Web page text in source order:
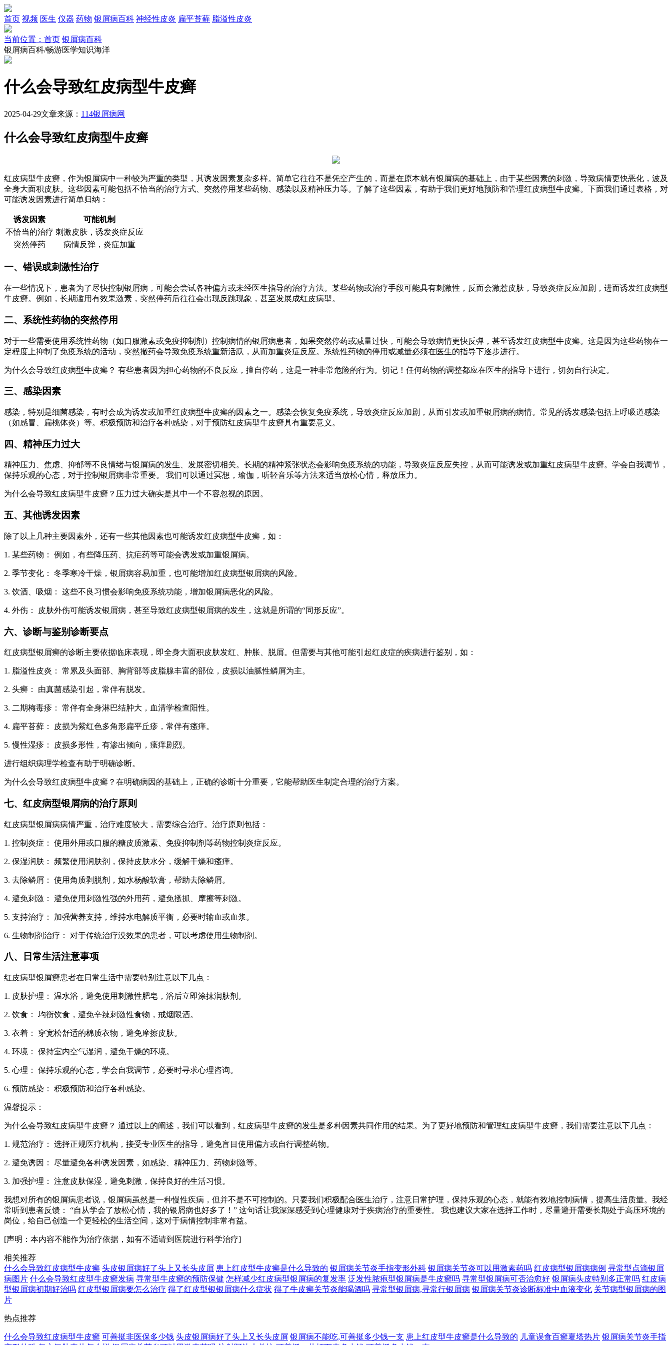
首页 视频 医生 仪器 药物 银屑病百科 神经性皮炎 扁平苔藓 脂溢性皮炎
当前位置：首页 银屑病百科
银屑病百科/畅游医学知识海洋
什么会导致红皮病型牛皮癣
2025-04-29文章来源： 114银屑病网
什么会导致红皮病型牛皮癣
红皮病型牛皮癣，作为银屑病中一种较为严重的类型，其诱发因素复杂多样。简单它往往不是凭空产生的，而是在原本就有银屑病的基础上，由于某些因素的刺激，导致病情更快恶化，波及
全身大面积皮肤。这些因素可能包括不恰当的治疗方式、突然停用某些药物、感染以及精神压力等。了解了这些因素，有助于我们更好地预防和管理红皮病型牛皮癣。下面我们通过表格，对
可能诱发因素进行简单归纳：
诱发因素
可能机制
不恰当的治疗 刺激皮肤，诱发炎症反应
突然停药
病情反弹，炎症加重
一、错误或刺激性治疗
在一些情况下，患者为了尽快控制银屑病，可能会尝试各种偏方或未经医生指导的治疗方法。某些药物或治疗手段可能具有刺激性，反而会激惹皮肤，导致炎症反应加剧，进而诱发红皮病型
牛皮癣。例如，长期滥用有效果激素，突然停药后往往会出现反跳现象，甚至发展成红皮病型。
二、系统性药物的突然停用
对于一些需要使用系统性药物（如口服激素或免疫抑制剂）控制病情的银屑病患者，如果突然停药或减量过快，可能会导致病情更快反弹，甚至诱发红皮病型牛皮癣。这是因为这些药物在一
定程度上抑制了免疫系统的活动，突然撤药会导致免疫系统重新活跃，从而加重炎症反应。系统性药物的停用或减量必须在医生的指导下逐步进行。
为什么会导致红皮病型牛皮癣？ 有些患者因为担心药物的不良反应，擅自停药，这是一种非常危险的行为。切记！任何药物的调整都应在医生的指导下进行，切勿自行决定。
三、感染因素
感染，特别是细菌感染，有时会成为诱发或加重红皮病型牛皮癣的因素之一。感染会恢复免疫系统，导致炎症反应加剧，从而引发或加重银屑病的病情。常见的诱发感染包括上呼吸道感染
（如感冒、扁桃体炎）等。积极预防和治疗各种感染，对于预防红皮病型牛皮癣具有重要意义。
四、精神压力过大
精神压力、焦虑、抑郁等不良情绪与银屑病的发生、发展密切相关。长期的精神紧张状态会影响免疫系统的功能，导致炎症反应失控，从而可能诱发或加重红皮病型牛皮癣。学会自我调节，
保持乐观的心态，对于控制银屑病非常重要。 我们可以通过冥想，瑜伽，听轻音乐等方法来适当放松心情，释放压力。
为什么会导致红皮病型牛皮癣？压力过大确实是其中一个不容忽视的原因。
五、其他诱发因素
除了以上几种主要因素外，还有一些其他因素也可能诱发红皮病型牛皮癣，如：
1. 某些药物： 例如，有些降压药、抗疟药等可能会诱发或加重银屑病。
2. 季节变化： 冬季寒冷干燥，银屑病容易加重，也可能增加红皮病型银屑病的风险。
3. 饮酒、吸烟： 这些不良习惯会影响免疫系统功能，增加银屑病恶化的风险。
4. 外伤： 皮肤外伤可能诱发银屑病，甚至导致红皮病型银屑病的发生，这就是所谓的“同形反应”。
六、诊断与鉴别诊断要点
红皮病型银屑癣的诊断主要依据临床表现，即全身大面积皮肤发红、肿胀、脱屑。但需要与其他可能引起红皮症的疾病进行鉴别，如：
1. 脂溢性皮炎： 常累及头面部、胸背部等皮脂腺丰富的部位，皮损以油腻性鳞屑为主。
2. 头癣： 由真菌感染引起，常伴有脱发。
3. 二期梅毒疹： 常伴有全身淋巴结肿大，血清学检查阳性。
4. 扁平苔藓： 皮损为紫红色多角形扁平丘疹，常伴有瘙痒。
5. 慢性湿疹： 皮损多形性，有渗出倾向，瘙痒剧烈。
进行组织病理学检查有助于明确诊断。
为什么会导致红皮病型牛皮癣？在明确病因的基础上，正确的诊断十分重要，它能帮助医生制定合理的治疗方案。
七、红皮病型银屑病的治疗原则
红皮病型银屑病病情严重，治疗难度较大，需要综合治疗。治疗原则包括：
1. 控制炎症： 使用外用或口服的糖皮质激素、免疫抑制剂等药物控制炎症反应。
2. 保湿润肤： 频繁使用润肤剂，保持皮肤水分，缓解干燥和瘙痒。
3. 去除鳞屑： 使用角质剥脱剂，如水杨酸软膏，帮助去除鳞屑。
4. 避免刺激： 避免使用刺激性强的外用药，避免搔抓、摩擦等刺激。
5. 支持治疗： 加强营养支持，维持水电解质平衡，必要时输血或血浆。
6. 生物制剂治疗： 对于传统治疗没效果的患者，可以考虑使用生物制剂。
八、日常生活注意事项
红皮病型银屑癣患者在日常生活中需要特别注意以下几点：
1. 皮肤护理： 温水浴，避免使用刺激性肥皂，浴后立即涂抹润肤剂。
2. 饮食： 均衡饮食，避免辛辣刺激性食物，戒烟限酒。
3. 衣着： 穿宽松舒适的棉质衣物，避免摩擦皮肤。
4. 环境： 保持室内空气湿润，避免干燥的环境。
5. 心理： 保持乐观的心态，学会自我调节，必要时寻求心理咨询。
6. 预防感染： 积极预防和治疗各种感染。
温馨提示：
为什么会导致红皮病型牛皮癣？ 通过以上的阐述，我们可以看到，红皮病型牛皮癣的发生是多种因素共同作用的结果。为了更好地预防和管理红皮病型牛皮癣，我们需要注意以下几点：
1. 规范治疗： 选择正规医疗机构，接受专业医生的指导，避免盲目使用偏方或自行调整药物。
2. 避免诱因： 尽量避免各种诱发因素，如感染、精神压力、药物刺激等。
3. 加强护理： 注意皮肤保湿，避免刺激，保持良好的生活习惯。
我想对所有的银屑病患者说，银屑病虽然是一种慢性疾病，但并不是不可控制的。只要我们积极配合医生治疗，注意日常护理，保持乐观的心态，就能有效地控制病情，提高生活质量。我经
常听到患者反馈： “自从学会了放松心情，我的银屑病也好多了！” 这句话让我深深感受到心理健康对于疾病治疗的重要性。 我也建议大家在选择工作时，尽量避开需要长期处于高压环境的
岗位，给自己创造一个更轻松的生活空间，这对于病情控制非常有益。
[声明：本内容不能作为治疗依据，如有不适请到医院进行科学治疗]
相关推荐
什么会导致红皮病型牛皮癣 头皮银屑病好了头上又长头皮屑 患上红皮型牛皮癣是什么导致的 银屑病关节炎手指变形外科 银屑病关节炎可以用激素药吗 红皮病型银屑病病例 寻常型点滴银屑
病图片 什么会导致红皮型牛皮癣发病 寻常型牛皮癣的预防保健 怎样减少红皮病型银屑病的复发率 泛发性脓疱型银屑病是牛皮癣吗 寻常型银屑病可否治愈好 银屑病头皮特别多正常吗 红皮病
型银屑病初期好治吗 红皮型银屑病要怎么治疗 得了红皮型银银屑病什么症状 得了牛皮癣关节炎能喝酒吗 寻常型银屑病,寻常行银屑病 银屑病关节炎诊断标准中血液变化 关节病型银屑病的图
片
热点推荐
什么会导致红皮病型牛皮癣 可善挺非医保多少钱 头皮银屑病好了头上又长头皮屑 银屑病不能吃,可善挺多少钱一支 患上红皮型牛皮癣是什么导致的 儿童误食百癣夏塔热片 银屑病关节炎手指